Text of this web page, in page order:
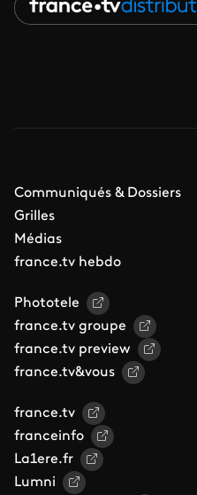
Communiqués & Dossiers
Grilles
Médias
france.tv hebdo
Phototele
france.tv groupe
france.tv preview
france.tv&vous
france.tv
franceinfo
La1ere.fr
Lumni